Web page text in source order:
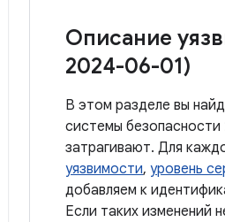
Описание
2024-06-01)
В этом разделе вы
системы
затрагивают. Для
уязвимости, уровень
добавляем к
Если таких изменений